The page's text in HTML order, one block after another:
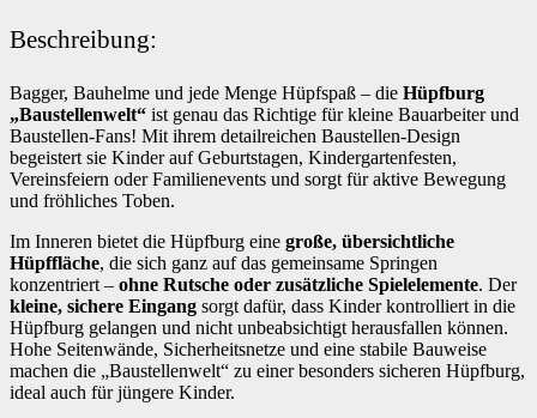
Beschreibung:
Bagger, Bauhelme und jede Menge Hüpfspaß – die Hüpfburg
„Baustellenwelt“ ist genau das Richtige für kleine Bauarbeiter und
Baustellen-Fans! Mit ihrem detailreichen Baustellen-Design
begeistert sie Kinder auf Geburtstagen, Kindergartenfesten,
Vereinsfeiern oder Familienevents und sorgt für aktive Bewegung
und fröhliches Toben.
Im Inneren bietet die Hüpfburg eine große, übersichtliche
Hüpffläche, die sich ganz auf das gemeinsame Springen
konzentriert – ohne Rutsche oder zusätzliche Spielelemente. Der
kleine, sichere Eingang sorgt dafür, dass Kinder kontrolliert in die
Hüpfburg gelangen und nicht unbeabsichtigt herausfallen können.
Hohe Seitenwände, Sicherheitsnetze und eine stabile Bauweise
machen die „Baustellenwelt“ zu einer besonders sicheren Hüpfburg,
ideal auch für jüngere Kinder.